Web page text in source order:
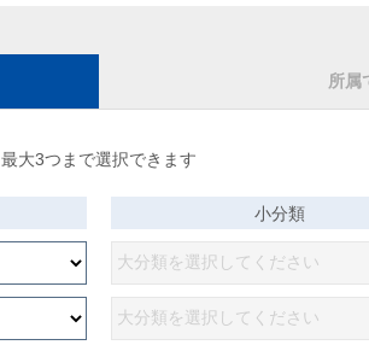
所属
最大3つまで選択できます
小分類